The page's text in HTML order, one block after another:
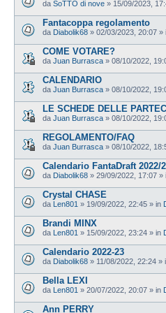
da SoTTO di nove » 15/09/2023,
Fantacoppa regolamento
da Diabolik68 » 02/03/2023, 20:07 »
COME VOTARE?
da Juan Burrasca » 08/10/2022,
CALENDARIO
da Juan Burrasca » 08/10/2022,
LE SCHEDE DELLE
da Juan Burrasca » 08/10/2022,
REGOLAMENTO/FAQ
da Juan Burrasca » 08/10/2022,
Calendario FantaDraft 2022/
da Diabolik68 » 29/09/2022, 17:07 »
Crystal CHASE
da Len801 » 19/09/2022, 22:45 » in
Brandi MINX
da Len801 » 15/09/2022, 23:24 » in
Calendario 2022-23
da Diabolik68 » 11/08/2022, 22:24 »
Bella LEXI
da Len801 » 20/07/2022, 20:07 » in
Ann PERRY